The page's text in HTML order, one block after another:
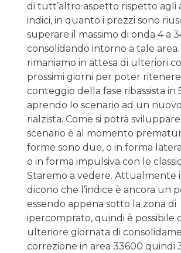
di tutt’altro aspetto rispetto agli
indici, in quanto i prezzi sono
superare il massimo di onda 4 a
consolidando intorno a tale
rimaniamo in attesa di ulteriori
prossimi giorni per poter ritenere
conteggio della fase ribassista in
aprendo lo scenario ad un
rialzista. Come si potrà
scenario è al momento
forme sono due, o in forma
o in forma impulsiva con le
Staremo a vedere. Attualmente
dicono che l’indice è ancora un
essendo appena sotto la zona di
ipercomprato, quindi è possibile
ulteriore giornata di
correzione in area 33600 quindi